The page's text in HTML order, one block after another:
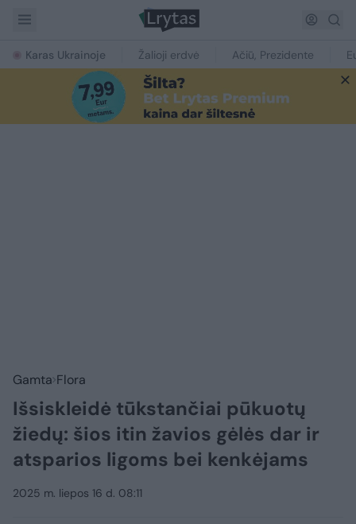
Karas Ukrainoje Žalioji erdvė Ačiū, Prezidente
Gamta Flora
Išsiskleidė tūkstančiai pūkuotų
žiedų: šios itin žavios gėlės dar ir
atsparios ligoms bei kenkėjams
2025 m. liepos 16 d. 08:11